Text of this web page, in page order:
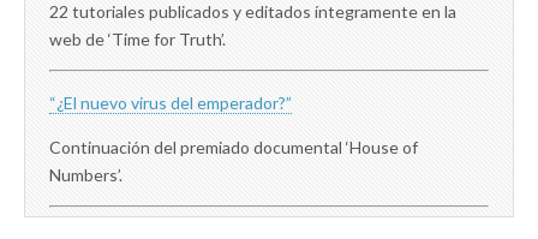
22 tutoriales publicados y editados íntegramente en la
web de ‘Time for Truth’.
“¿El nuevo virus del emperador?”
Continuación del premiado documental ‘House of
Numbers’.